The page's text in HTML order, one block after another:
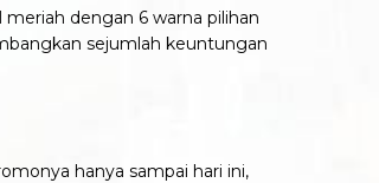
meriah dengan 6 warna pilihan
sejumlah keuntungan
hanya sampai hari ini,